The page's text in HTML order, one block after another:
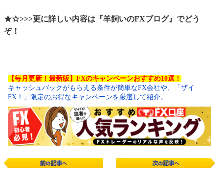
★☆>>>更に詳しい内容は『羊飼いのFXブログ』でどう
ぞ！
【毎月更新！最新版】FXのキャンペーンおすすめ10選！
キャッシュバックがもらえる条件が簡単なFX会社や、「ザイ
FX！」限定のお得なキャンペーンを厳選して紹介。